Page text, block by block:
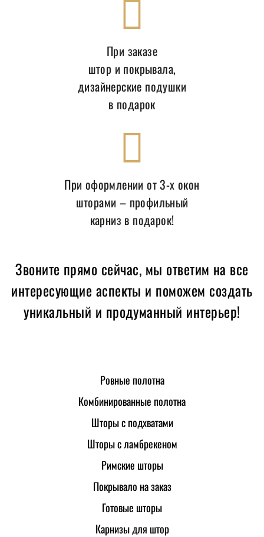
При заказе
штор и покрывала,
дизайнерские подушки
в подарок
При оформлении от 3-х окон
шторами – профильный
карниз в подарок!
Звоните прямо сейчас, мы ответим на все
интересующие аспекты и поможем создать
уникальный и продуманный интерьер!
Ровные полотна
Комбинированные полотна
Шторы с подхватами
Шторы с ламбрекеном
Римские шторы
Покрывало на заказ
Готовые шторы
Карнизы для штор